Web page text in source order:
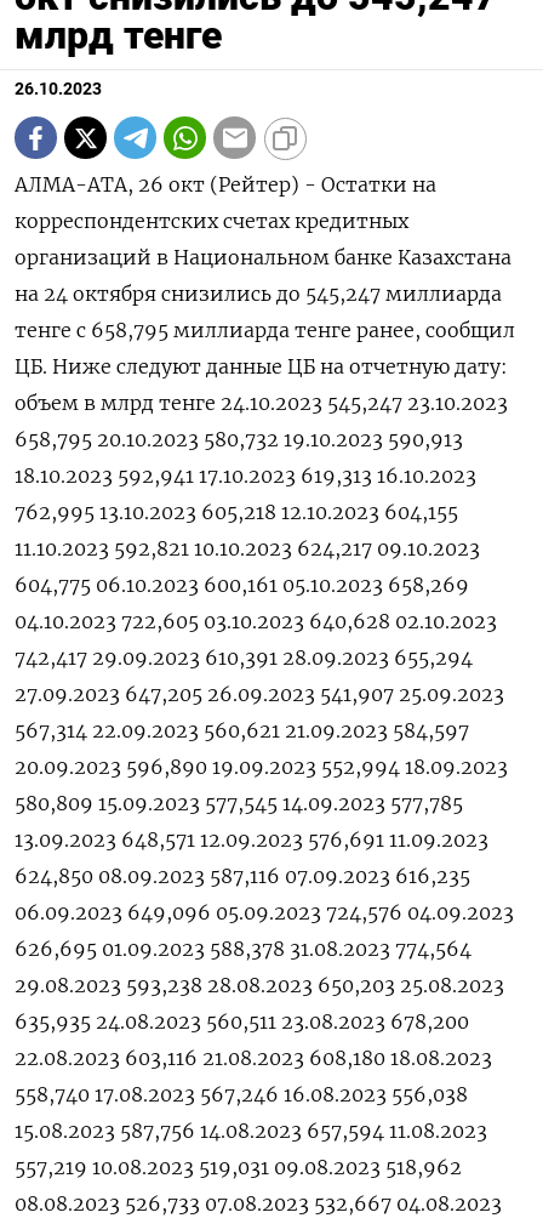
млрд тенге
26.10.2023
АЛМА-АТА, 26 окт (Рейтер) - Остатки на
корреспондентских счетах кредитных
организаций в Национальном банке Казахстана
на 24 октября снизились до 545,247 миллиарда
тенге с 658,795 миллиарда тенге ранее, сообщил
ЦБ. Ниже следуют данные ЦБ на отчетную дату:
объем в млрд тенге 24.10.2023 545,247 23.10.2023
658,795 20.10.2023 580,732 19.10.2023 590,913
18.10.2023 592,941 17.10.2023 619,313 16.10.2023
762,995 13.10.2023 605,218 12.10.2023 604,155
11.10.2023 592,821 10.10.2023 624,217 09.10.2023
604,775 06.10.2023 600,161 05.10.2023 658,269
04.10.2023 722,605 03.10.2023 640,628 02.10.2023
742,417 29.09.2023 610,391 28.09.2023 655,294
27.09.2023 647,205 26.09.2023 541,907 25.09.2023
567,314 22.09.2023 560,621 21.09.2023 584,597
20.09.2023 596,890 19.09.2023 552,994 18.09.2023
580,809 15.09.2023 577,545 14.09.2023 577,785
13.09.2023 648,571 12.09.2023 576,691 11.09.2023
624,850 08.09.2023 587,116 07.09.2023 616,235
06.09.2023 649,096 05.09.2023 724,576 04.09.2023
626,695 01.09.2023 588,378 31.08.2023 774,564
29.08.2023 593,238 28.08.2023 650,203 25.08.2023
635,935 24.08.2023 560,511 23.08.2023 678,200
22.08.2023 603,116 21.08.2023 608,180 18.08.2023
558,740 17.08.2023 567,246 16.08.2023 556,038
15.08.2023 587,756 14.08.2023 657,594 11.08.2023
557,219 10.08.2023 519,031 09.08.2023 518,962
08.08.2023 526,733 07.08.2023 532,667 04.08.2023